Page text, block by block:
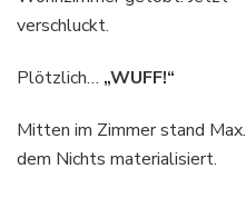
verschluckt.
Plötzlich… „WUFF!“
Mitten im Zimmer stand Max.
dem Nichts materialisiert.